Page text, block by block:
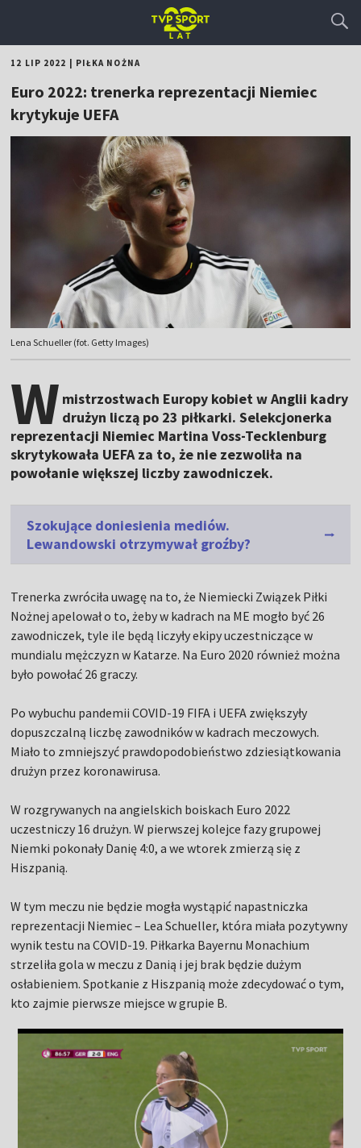
12 LIP 2022 PIŁKA NOŻNA
Euro 2022: trenerka reprezentacji Niemiec
krytykuje UEFA
Lena Schueller (fot. Getty Images)
W mistrzostwach Europy kobiet w Anglii kadry
drużyn liczą po 23 piłkarki. Selekcjonerka
reprezentacji Niemiec Martina Voss-Tecklenburg
skrytykowała UEFA za to, że nie zezwoliła na
powołanie większej liczby zawodniczek.
Szokujące doniesienia mediów.
Lewandowski otrzymywał groźby?
Trenerka zwróciła uwagę na to, że Niemiecki Związek Piłki
Nożnej apelował o to, żeby w kadrach na ME mogło być 26
zawodniczek, tyle ile będą liczyły ekipy uczestniczące w
mundialu mężczyzn w Katarze. Na Euro 2020 również można
było powołać 26 graczy.
Po wybuchu pandemii COVID-19 FIFA i UEFA zwiększyły
dopuszczalną liczbę zawodników w kadrach meczowych.
Miało to zmniejszyć prawdopodobieństwo zdziesiątkowania
drużyn przez koronawirusa.
W rozgrywanych na angielskich boiskach Euro 2022
uczestniczy 16 drużyn. W pierwszej kolejce fazy grupowej
Niemki pokonały Danię 4:0, a we wtorek zmierzą się z
Hiszpanią.
W tym meczu nie będzie mogła wystąpić napastniczka
reprezentacji Niemiec – Lea Schueller, która miała pozytywny
wynik testu na COVID-19. Piłkarka Bayernu Monachium
strzeliła gola w meczu z Danią i jej brak będzie dużym
osłabieniem. Spotkanie z Hiszpanią może zdecydować o tym,
kto zajmie pierwsze miejsce w grupie B.